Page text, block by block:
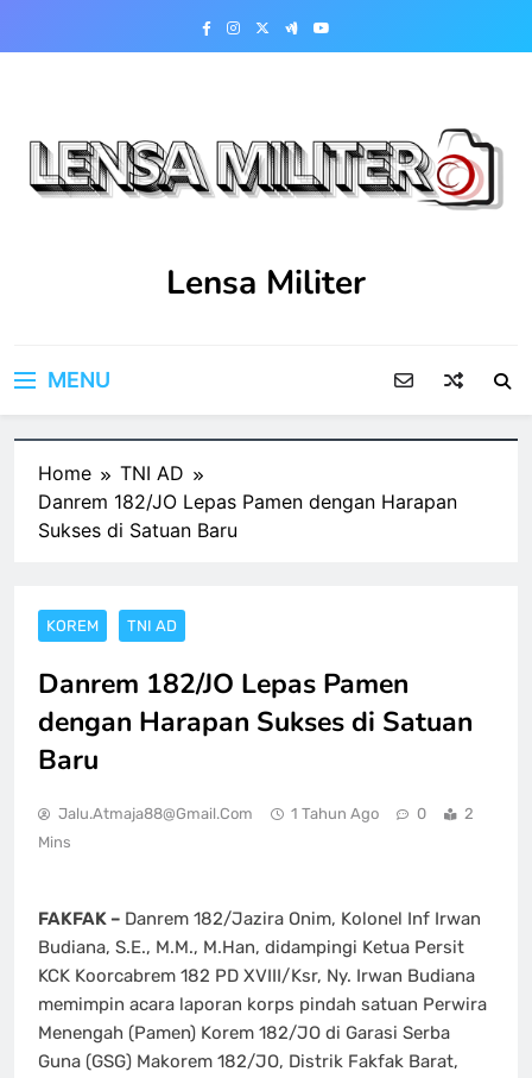
Lensa Militer
MENU
Home
TNI AD
Danrem 182/JO Lepas Pamen dengan Harapan
Sukses di Satuan Baru
KOREM TNI AD
Danrem 182/JO Lepas Pamen
dengan Harapan Sukses di Satuan
Baru
Jalu.atmaja88@gmail.com 1 Tahun Ago 0
2
Mins
FAKFAK – Danrem 182/Jazira Onim, Kolonel Inf Irwan
Budiana, S.E., M.M., M.Han, didampingi Ketua Persit
KCK Koorcabrem 182 PD XVIII/Ksr, Ny. Irwan Budiana
memimpin acara laporan korps pindah satuan Perwira
Menengah (Pamen) Korem 182/JO di Garasi Serba
Guna (GSG) Makorem 182/JO, Distrik Fakfak Barat,